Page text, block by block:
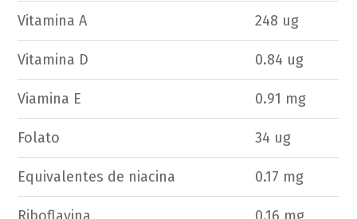
Vitamina A 248 ug
Vitamina D 0.84 ug
Viamina E 0.91 mg
Folato 34 ug
Equivalentes de niacina 0.17 mg